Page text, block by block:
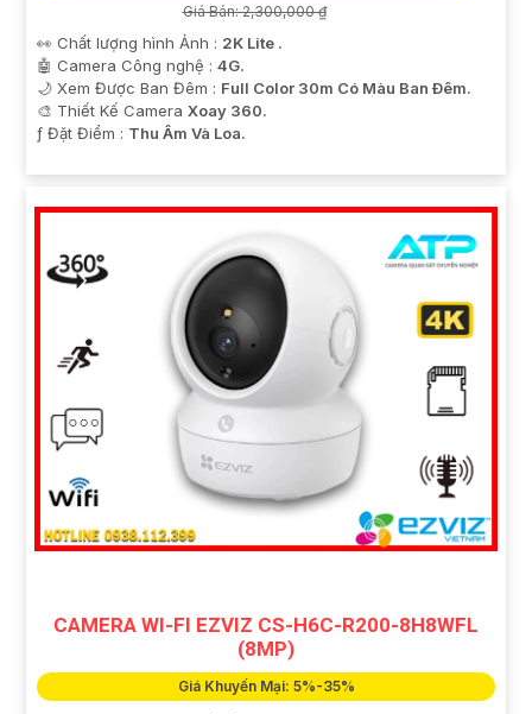
Giá Bán: 2,300,000 ₫
👀 Chất lượng hình Ảnh : 2K Lite .
🤖️ Camera Công nghệ : 4G.
🌙 Xem Được Ban Đêm : Full Color 30m Có Màu Ban Ðêm.
🎨 Thiết Kế Camera Xoay 360.
️ƒ Đặt Điểm : Thu Âm Và Loa.
CAMERA WI-FI EZVIZ CS-H6C-R200-8H8WFL
(8MP)
Giá Khuyến Mại: 5%-35%